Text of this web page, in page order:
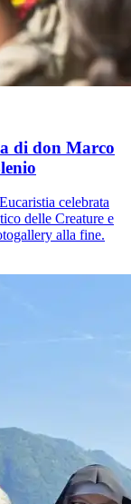
di don Marco
celebrata
delle Creature e
alla fine.